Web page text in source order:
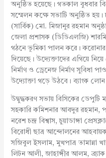
অনুষ্ঠিত হয়েছে। গতকাল বুধবার
সম্মেলন কক্ষে সভাটি অনুষ্ঠিত হয়।
(সার্বিক) মো. মিজানুর রহমান
জেলা প্রশাসক (ডিডিএলজি)
গঠনে ভূমিকা পালন করে।
দিয়েছে। উদ্যেক্তাদের এগিয়ে
নির্মাণ ও ড্রেনেজ নির্মাণ সুবিধা
উদ্যোক্তা গড়ে উঠবে। ব্যাংক লোন
উদ্বুদ্ধকরণ সভায় বিসিকের ডেপুটি
সহকারি কমিশনার আবদুর রহমান,
নরেশ চন্দ্র বিশ্বাস, চুয়াডাঙ্গা
বিরোধী ছাত্র আন্দোলনের
সজিবুল ইসলাম, মুখপাত্র তামান্না
লিটন আলী, জাহাঙ্গীর আলম,